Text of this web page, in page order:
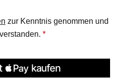
zur Kenntnis genommen und
*